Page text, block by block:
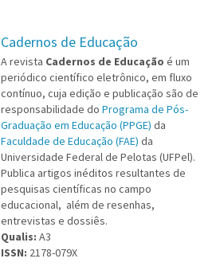
Cadernos de Educação
A revista Cadernos de Educação é um
periódico científico eletrônico, em fluxo
contínuo, cuja edição e publicação são de
responsabilidade do Programa de Pós-
Graduação em Educação (PPGE) da
Faculdade de Educação (FAE) da
Universidade Federal de Pelotas (UFPel).
Publica artigos inéditos resultantes de
pesquisas científicas no campo
educacional, além de resenhas,
entrevistas e dossiês.
Qualis: A3
ISSN: 2178-079X